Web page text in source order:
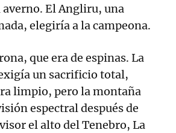
averno. El Angliru, una
elegiría a la campeona.
que era de espinas. La
un sacrificio total,
limpio, pero la montaña
espectral después de
el alto del Tenebro, La